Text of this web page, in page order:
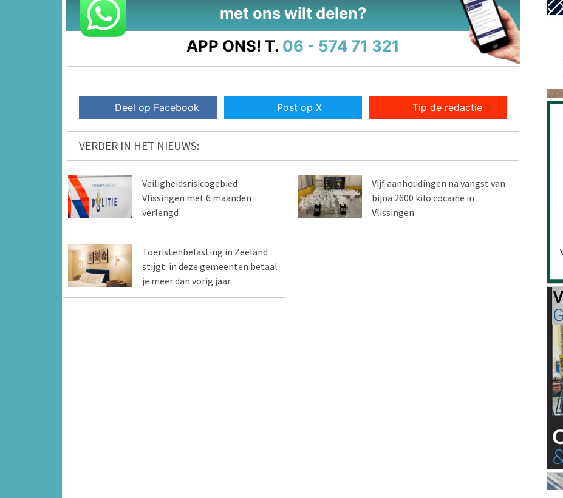
met ons wilt delen?
APP ONS! T. 06 - 574 71 321
Deel op Facebook Post op X Tip de redactie
VERDER IN HET NIEUWS:
Veiligheidsrisicogebied
Vlissingen met 6 maanden
verlengd
Vijf aanhoudingen na vangst van
bijna 2600 kilo cocaïne in
Vlissingen
Toeristenbelasting in Zeeland
stijgt: in deze gemeenten betaal
je meer dan vorig jaar